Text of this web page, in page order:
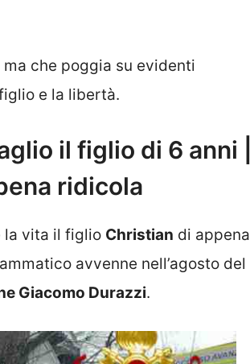
che poggia su evidenti
e la libertà.
il figlio di 6 anni |
ridicola
la vita il figlio Christian di appena
avvenne nell’agosto del
Giacomo Durazzi.